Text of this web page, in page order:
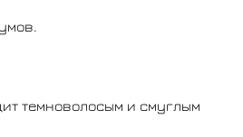
темноволосым и смуглым